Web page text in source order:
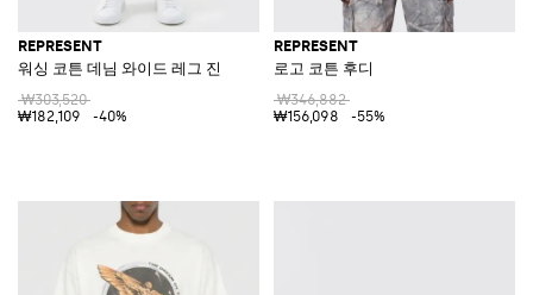
REPRESENT
워싱 코튼 데님 와이드 레그 진
₩303,520
₩182,109
-40%
REPRESENT
로고 코튼 후디
₩346,882
₩156,098
-55%